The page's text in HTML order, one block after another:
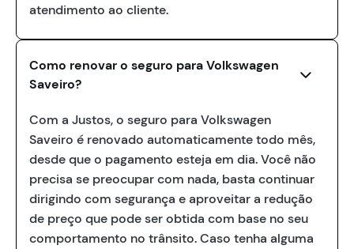
atendimento ao cliente.
Como renovar o seguro para Volkswagen
Saveiro?
Com a Justos, o seguro para Volkswagen
Saveiro é renovado automaticamente todo mês,
desde que o pagamento esteja em dia. Você não
precisa se preocupar com nada, basta continuar
dirigindo com segurança e aproveitar a redução
de preço que pode ser obtida com base no seu
comportamento no trânsito. Caso tenha alguma